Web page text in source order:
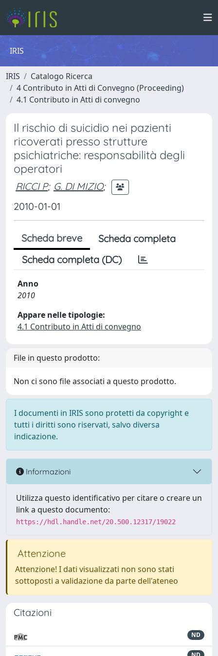
IRIS
IRIS
Catalogo Ricerca
4 Contributo in Atti di Convegno (Proceeding)
4.1 Contributo in Atti di convegno
Il rischio di suicidio nei pazienti
ricoverati presso strutture
psichiatriche: responsabilità degli
operatori
RICCI P; G. DI MIZIO;
2010-01-01
Scheda breve
Scheda completa
Scheda completa (DC)
Anno
2010
Appare nelle tipologie:
4.1 Contributo in Atti di convegno
File in questo prodotto:
Non ci sono file associati a questo prodotto.
I documenti in IRIS sono protetti da copyright e
tutti i diritti sono riservati, salvo diversa
indicazione.
Informazioni
Utilizza questo identificativo per citare o creare un
link a questo documento:
https://hdl.handle.net/20.500.12317/19022
Attenzione
Attenzione! I dati visualizzati non sono stati
sottoposti a validazione da parte dell'ateneo
Citazioni
ND